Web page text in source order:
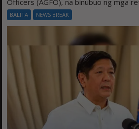
Officers (AGFO), na binubuo ng mga
BALITA NEWS BREAK